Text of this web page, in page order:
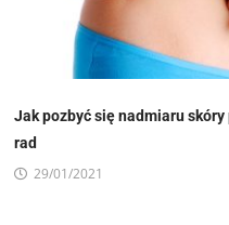
Jak pozbyć się nadmiaru
rad
29/01/2021